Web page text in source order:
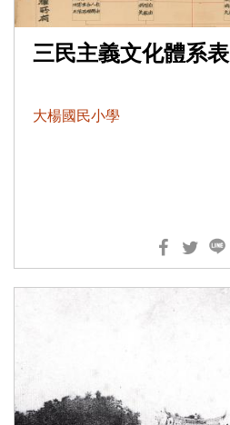
三民主義文化體系表
大楊國民小學